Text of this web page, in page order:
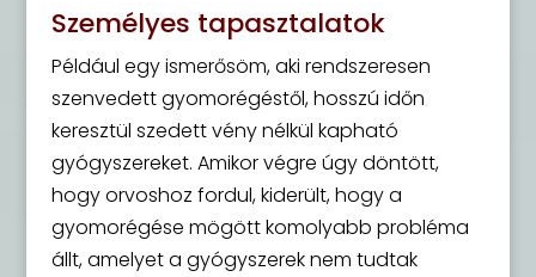
Személyes tapasztalatok
Például egy ismerősöm, aki rendszeresen
szenvedett gyomorégéstől, hosszú időn
keresztül szedett vény nélkül kapható
gyógyszereket. Amikor végre úgy döntött,
hogy orvoshoz fordul, kiderült, hogy a
gyomorégése mögött komolyabb probléma
állt, amelyet a gyógyszerek nem tudtak